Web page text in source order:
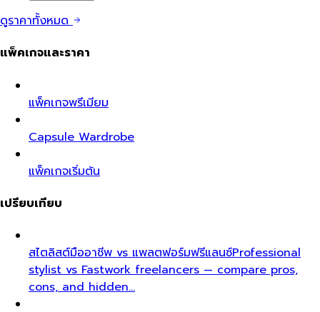
ดูราคาทั้งหมด
แพ็คเกจและราคา
แพ็คเกจพรีเมียม
Capsule Wardrobe
แพ็คเกจเริ่มต้น
เปรียบเทียบ
สไตลิสต์มืออาชีพ vs แพลตฟอร์มฟรีแลนซ์Professional
stylist vs Fastwork freelancers — compare pros,
cons, and hidden…